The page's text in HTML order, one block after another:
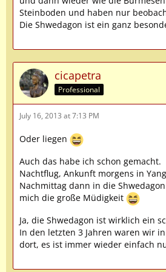
Steinboden und haben nur
Die Shwedagon ist ein ganz
cicapetra
Professional
July 16, 2013 at 7:13 PM
Oder liegen
Auch das habe ich schon gemacht.
Nachtflug, Ankunft morgens in
Nachmittag dann in die
mich die große Müdigkeit
Ja, die Shwedagon ist wirklich ein
In den letzten 3 Jahren waren wir
dort, es ist immer wieder einfach